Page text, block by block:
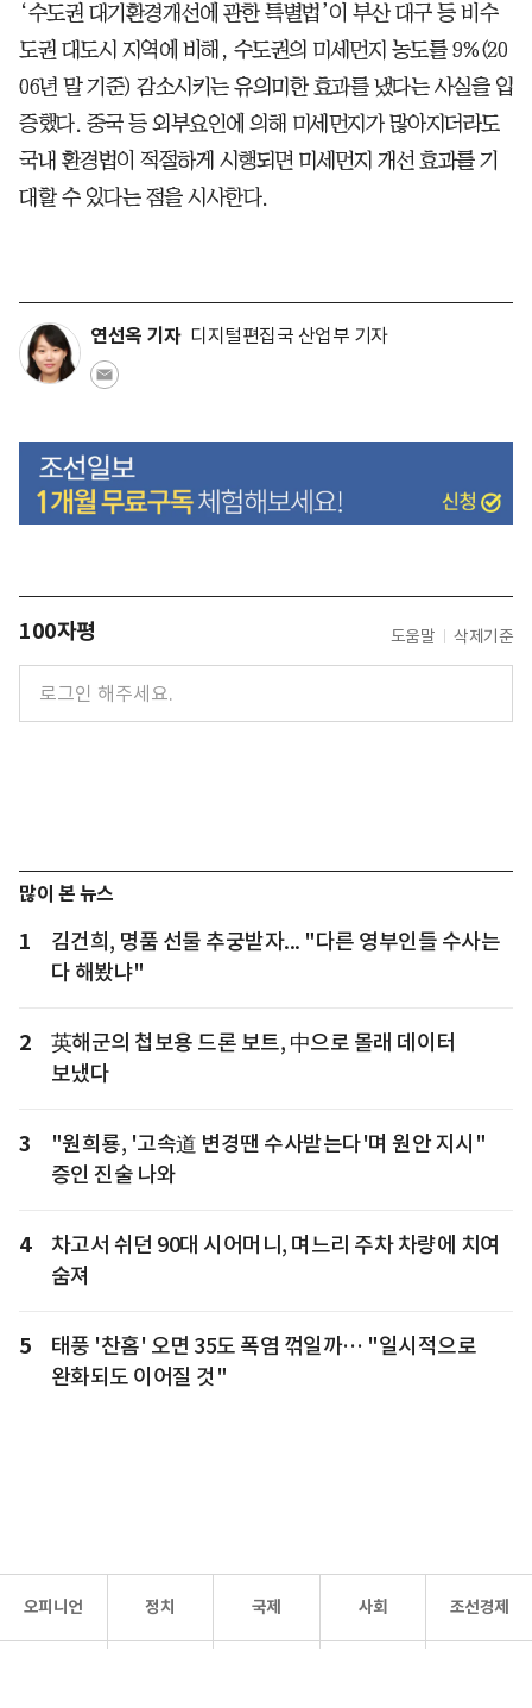
‘수도권 대기환경개선에 관한 특별법’이 부산 대구 등 비수
도권 대도시 지역에 비해, 수도권의 미세먼지 농도를 9%(20
06년 말 기준) 감소시키는 유의미한 효과를 냈다는 사실을 입
증했다. 중국 등 외부요인에 의해 미세먼지가 많아지더라도
국내 환경법이 적절하게 시행되면 미세먼지 개선 효과를 기
대할 수 있다는 점을 시사한다.
연선옥 기자 디지털편집국 산업부 기자
100자평 도움말 삭제기준
많이 본 뉴스
1
김건희, 명품 선물 추궁받자... "다른 영부인들 수사는
다 해봤냐"
2
英해군의 첩보용 드론 보트, 中으로 몰래 데이터
보냈다
3
"원희룡, '고속道 변경땐 수사받는다'며 원안 지시"
증인 진술 나와
4
차고서 쉬던 90대 시어머니, 며느리 주차 차량에 치여
숨져
5
태풍 '찬홈' 오면 35도 폭염 꺾일까… "일시적으로
완화되도 이어질 것"
오피니언 정치 국제 사회 조선경제